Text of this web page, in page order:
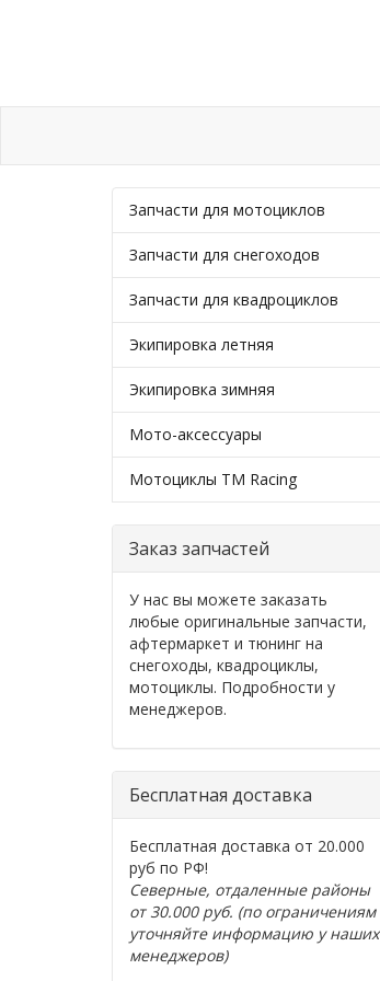
Запчасти для мотоциклов
Запчасти для снегоходов
Запчасти для квадроциклов
Экипировка летняя
Экипировка зимняя
Мото-аксессуары
Мотоциклы TM Racing
Заказ запчастей
У нас вы можете заказать
любые оригинальные запчасти,
афтермаркет и тюнинг на
снегоходы, квадроциклы,
мотоциклы. Подробности у
менеджеров.
Бесплатная доставка
Бесплатная доставка от 20.000
руб по РФ!
Северные, отдаленные районы
от 30.000 руб. (по ограничениям
уточняйте информацию у наших
менеджеров)